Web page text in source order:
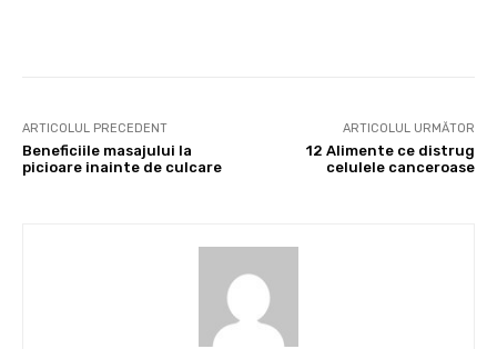
ARTICOLUL PRECEDENT
Beneficiile masajului la
picioare inainte de culcare
ARTICOLUL URMĂTOR
12 Alimente ce distrug
celulele canceroase